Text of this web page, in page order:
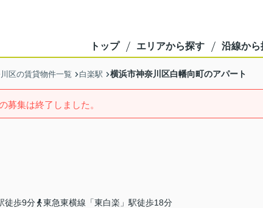
トップ エリアから探す 沿線から
区の賃貸物件一覧 白楽駅 横浜市神奈川区白幡向町のアパート
募集は終了しました。
徒歩9分 東急東横線「東白楽」駅徒歩18分